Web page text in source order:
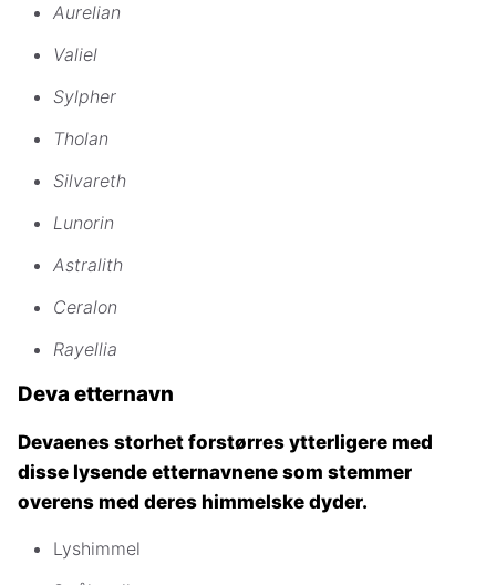
Aurelian
Valiel
Sylpher
Tholan
Silvareth
Lunorin
Astralith
Ceralon
Rayellia
Deva etternavn
Devaenes storhet forstørres ytterligere med
disse lysende etternavnene som stemmer
overens med deres himmelske dyder.
Lyshimmel